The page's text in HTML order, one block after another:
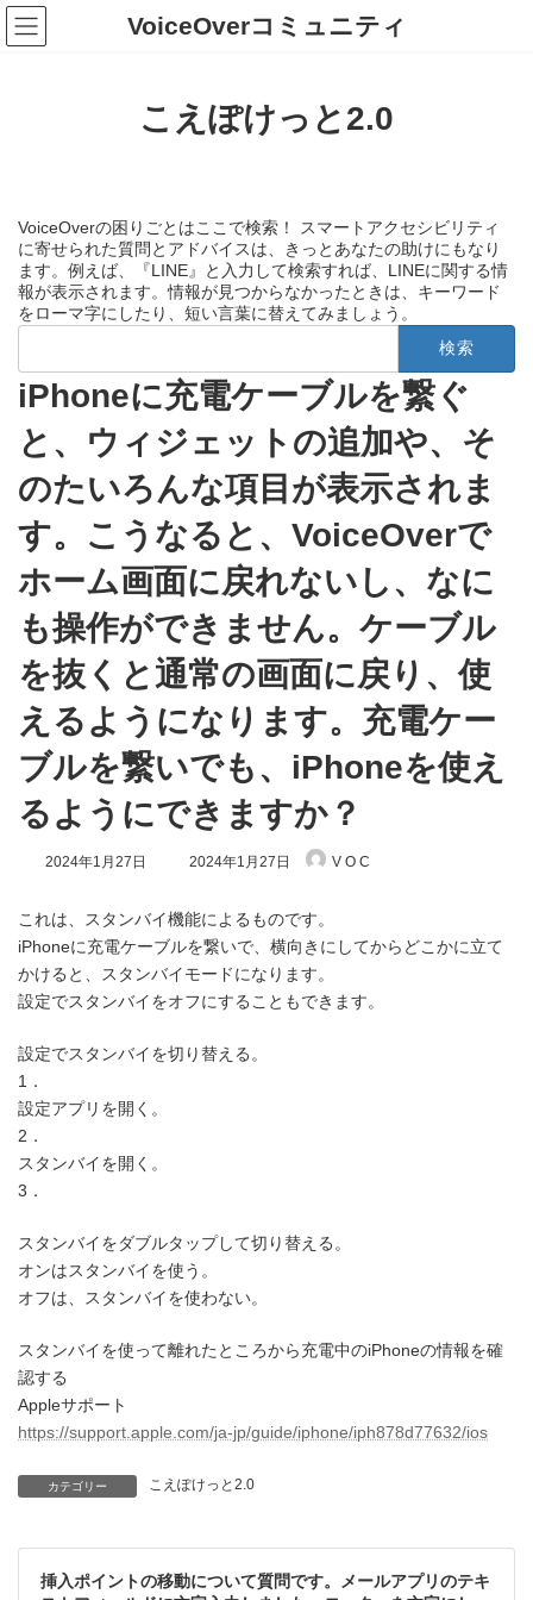
コ
ン
テ
ナ
ビ
ゲ
VoiceOverコミュニティ
こえぽけっと2.0
VoiceOverの困りごとはここで検索！ スマートアクセシビリティ
に寄せられた質問とアドバイスは、きっとあなたの助けにもなり
ます。例えば、『LINE』と入力して検索すれば、LINEに関する情
報が表示されます。情報が見つからなかったときは、キーワード
をローマ字にしたり、短い言葉に替えてみましょう。
検
iPhoneに充電ケーブルを繋ぐ
と、ウィジェットの追加や、そ
のたいろんな項目が表示されま
す。こうなると、VoiceOverで
ホーム画面に戻れないし、なに
も操作ができません。ケーブル
を抜くと通常の画面に戻り、使
えるようになります。充電ケー
ブルを繋いでも、iPhoneを使え
るようにできますか？
2024年1月27日
最
新
時
:
2024年1月27日 V O C
これは、スタンバイ機能によるものです。
iPhoneに充電ケーブルを繋いで、横向きにしてからどこかに立て
かけると、スタンバイモードになります。
設定でスタンバイをオフにすることもできます。
設定でスタンバイを切り替える。
1．
設定アプリを開く。
2．
スタンバイを開く。
3．
スタンバイをダブルタップして切り替える。
オンはスタンバイを使う。
オフは、スタンバイを使わない。
スタンバイを使って離れたところから充電中のiPhoneの情報を確
認する
Appleサポート
https://support.apple.com/ja-jp/guide/iphone/iph878d77632/ios
カテゴリー こえぽけっと2.0
挿入ポイントの移動について質問です。メールアプリのテキ